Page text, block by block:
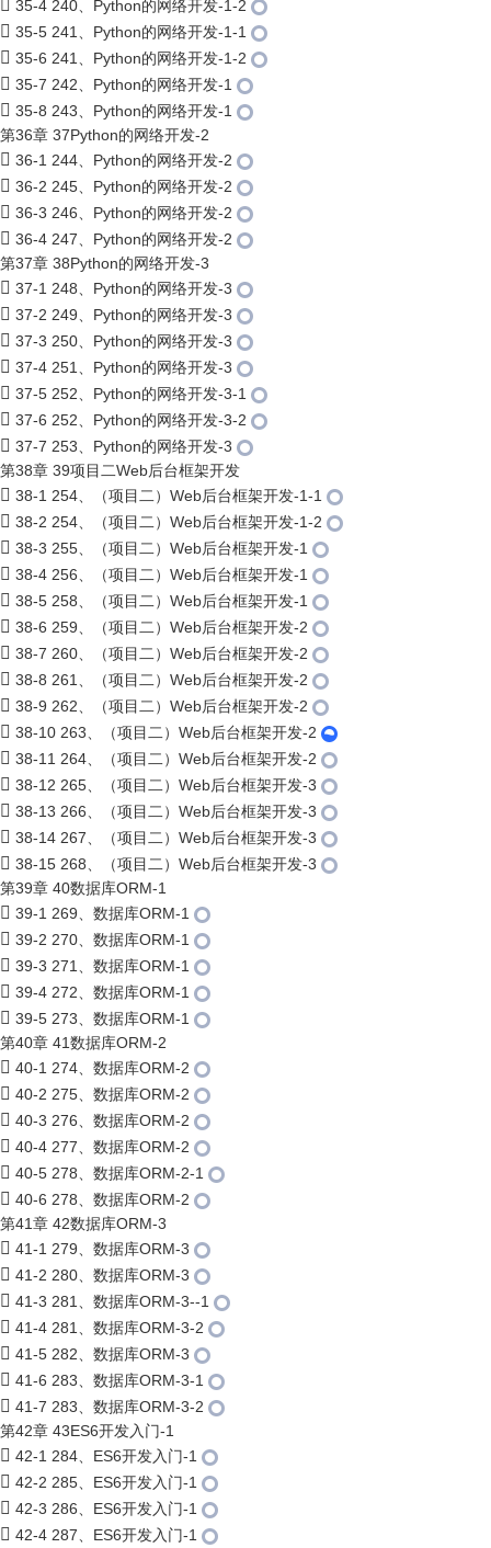
35-4 240、Python的网络开发-1-2
35-5 241、Python的网络开发-1-1
35-6 241、Python的网络开发-1-2
35-7 242、Python的网络开发-1
35-8 243、Python的网络开发-1
第36章 37Python的网络开发-2
36-1 244、Python的网络开发-2
36-2 245、Python的网络开发-2
36-3 246、Python的网络开发-2
36-4 247、Python的网络开发-2
第37章 38Python的网络开发-3
37-1 248、Python的网络开发-3
37-2 249、Python的网络开发-3
37-3 250、Python的网络开发-3
37-4 251、Python的网络开发-3
37-5 252、Python的网络开发-3-1
37-6 252、Python的网络开发-3-2
37-7 253、Python的网络开发-3
第38章 39项目二Web后台框架开发
38-1 254、（项目二）Web后台框架开发-1-1
38-2 254、（项目二）Web后台框架开发-1-2
38-3 255、（项目二）Web后台框架开发-1
38-4 256、（项目二）Web后台框架开发-1
38-5 258、（项目二）Web后台框架开发-1
38-6 259、（项目二）Web后台框架开发-2
38-7 260、（项目二）Web后台框架开发-2
38-8 261、（项目二）Web后台框架开发-2
38-9 262、（项目二）Web后台框架开发-2
38-10 263、（项目二）Web后台框架开发-2
38-11 264、（项目二）Web后台框架开发-2
38-12 265、（项目二）Web后台框架开发-3
38-13 266、（项目二）Web后台框架开发-3
38-14 267、（项目二）Web后台框架开发-3
38-15 268、（项目二）Web后台框架开发-3
第39章 40数据库ORM-1
39-1 269、数据库ORM-1
39-2 270、数据库ORM-1
39-3 271、数据库ORM-1
39-4 272、数据库ORM-1
39-5 273、数据库ORM-1
第40章 41数据库ORM-2
40-1 274、数据库ORM-2
40-2 275、数据库ORM-2
40-3 276、数据库ORM-2
40-4 277、数据库ORM-2
40-5 278、数据库ORM-2-1
40-6 278、数据库ORM-2
第41章 42数据库ORM-3
41-1 279、数据库ORM-3
41-2 280、数据库ORM-3
41-3 281、数据库ORM-3--1
41-4 281、数据库ORM-3-2
41-5 282、数据库ORM-3
41-6 283、数据库ORM-3-1
41-7 283、数据库ORM-3-2
第42章 43ES6开发入门-1
42-1 284、ES6开发入门-1
42-2 285、ES6开发入门-1
42-3 286、ES6开发入门-1
42-4 287、ES6开发入门-1